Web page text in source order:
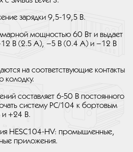
зарядки 9,5-19,5 В.
мощностью 60 Вт и выдает
В (2.5 А), –5 В (0.4 А) и –12 В
на соответствующие контакты
колодку.
составляет 6-50 В постоянного
систему PC/104 к бортовым
и +24 В.
HESC104-HV: промышленные,
приложения.